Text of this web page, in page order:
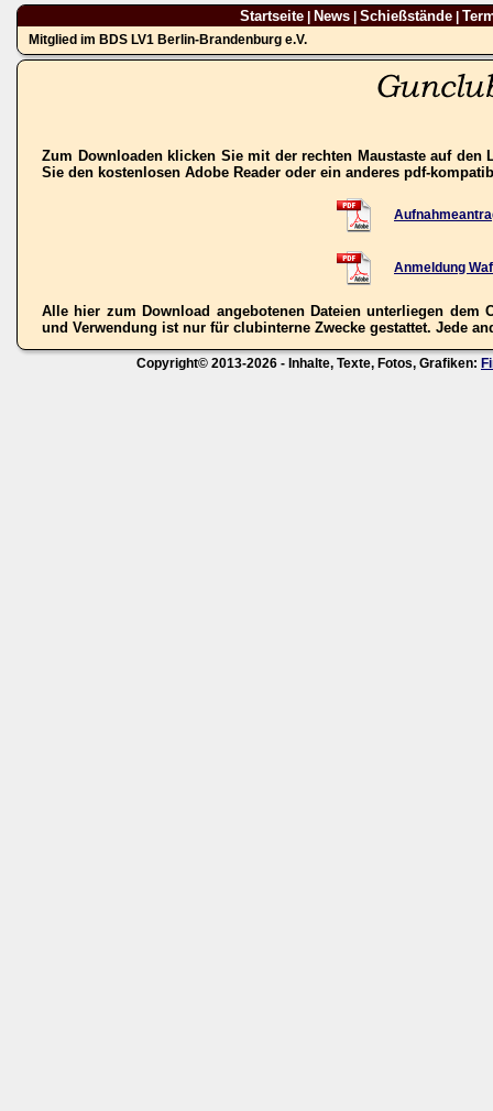
Startseite| News| Schießstände|
Mitglied im BDS LV1 Berlin-Brandenburg e.V.
Zum Downloaden klicken Sie mit der rechten Maustaste auf
Sie den kostenlosen Adobe Reader oder ein anderes pdf-
Anmeldung
Alle hier zum Download angebotenen Dateien unterliegen
und Verwendung ist nur für clubinterne Zwecke gestattet. Jede
Copyright© 2013-2026 - Inhalte, Texte, Fotos, Grafiken: